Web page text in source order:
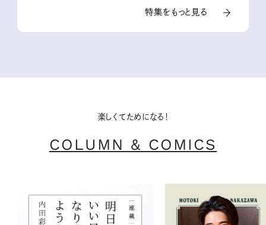
特集をもっと見る
楽しくてためになる！
COLUMN & COMICS